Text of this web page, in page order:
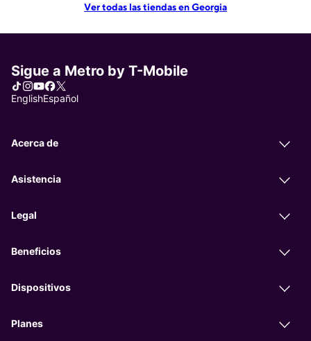
Ver todas las tiendas en Georgia